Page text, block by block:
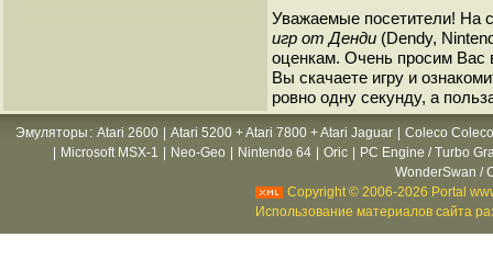
Уважаемые посетители! На
игр от Денди (Dendy,
оценкам. Очень просим Вас
Вы скачаете игру и
ровно одну секунду, а
Эмуляторы : Atari 2600 Atari 5200 + Atari 7800 + Atari Jaguar
Coleco
Microsoft MSX-1 Neo-Geo Nintendo 64 Oric
PC Engine / Turbo
WonderSwan /
Copyright © 2006-2026 Portal
Использование материалов сайта